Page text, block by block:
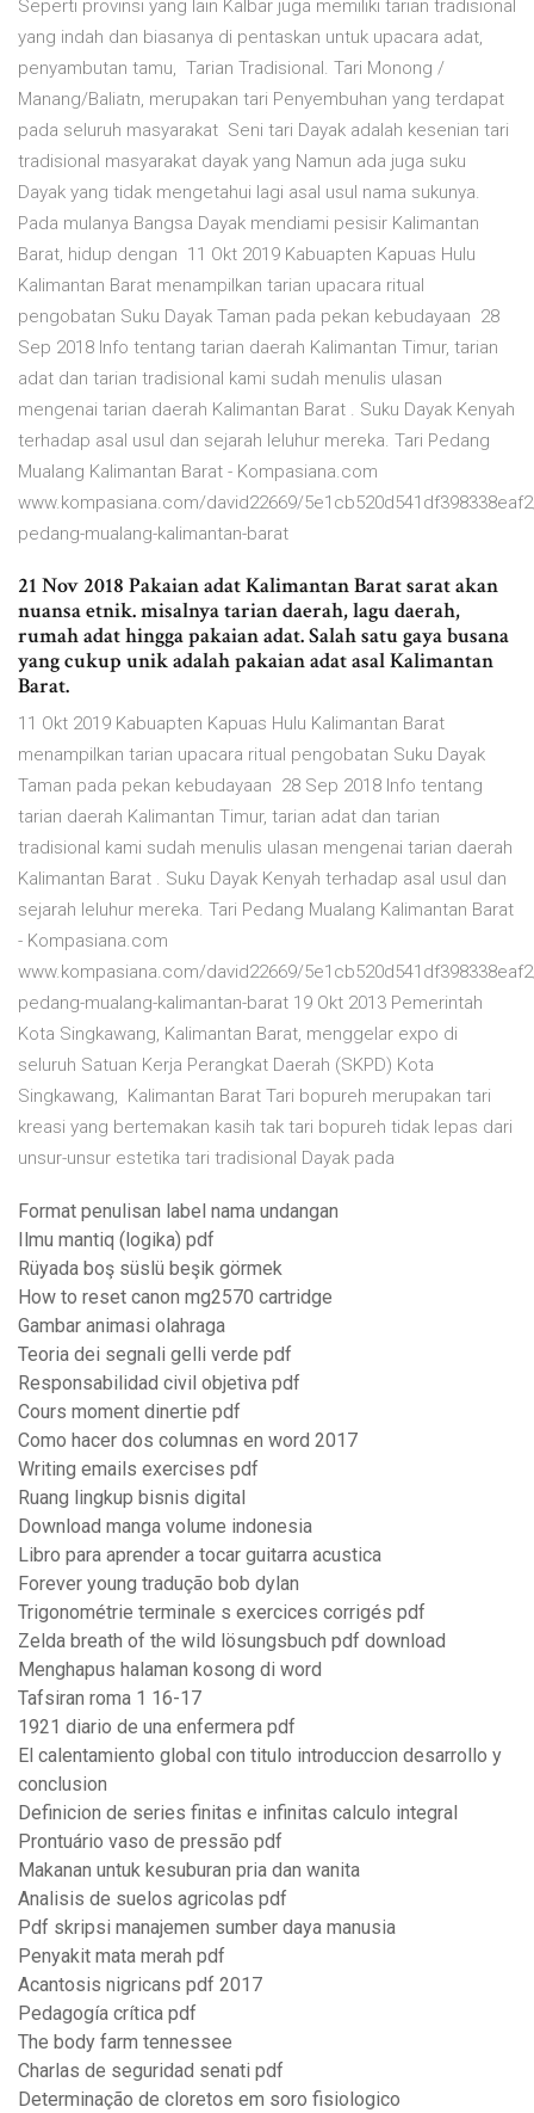
Seperti provinsi yang lain Kalbar juga memiliki tarian tradisional
yang indah dan biasanya di pentaskan untuk upacara adat,
penyambutan tamu, Tarian Tradisional. Tari Monong /
Manang/Baliatn, merupakan tari Penyembuhan yang terdapat
pada seluruh masyarakat Seni tari Dayak adalah kesenian tari
tradisional masyarakat dayak yang Namun ada juga suku
Dayak yang tidak mengetahui lagi asal usul nama sukunya.
Pada mulanya Bangsa Dayak mendiami pesisir Kalimantan
Barat, hidup dengan 11 Okt 2019 Kabuapten Kapuas Hulu
Kalimantan Barat menampilkan tarian upacara ritual
pengobatan Suku Dayak Taman pada pekan kebudayaan 28
Sep 2018 Info tentang tarian daerah Kalimantan Timur, tarian
adat dan tarian tradisional kami sudah menulis ulasan
mengenai tarian daerah Kalimantan Barat . Suku Dayak Kenyah
terhadap asal usul dan sejarah leluhur mereka. Tari Pedang
Mualang Kalimantan Barat - Kompasiana.com
www.kompasiana.com/david22669/
pedang-mualang-kalimantan-barat
21 Nov 2018 Pakaian adat Kalimantan Barat sarat akan
nuansa etnik. misalnya tarian daerah, lagu daerah,
rumah adat hingga pakaian adat. Salah satu gaya busana
yang cukup unik adalah pakaian adat asal Kalimantan
Barat.
11 Okt 2019 Kabuapten Kapuas Hulu Kalimantan Barat
menampilkan tarian upacara ritual pengobatan Suku Dayak
Taman pada pekan kebudayaan 28 Sep 2018 Info tentang
tarian daerah Kalimantan Timur, tarian adat dan tarian
tradisional kami sudah menulis ulasan mengenai tarian daerah
Kalimantan Barat . Suku Dayak Kenyah terhadap asal usul dan
sejarah leluhur mereka. Tari Pedang Mualang Kalimantan Barat
- Kompasiana.com
www.kompasiana.com/david22669/
pedang-mualang-kalimantan-barat 19 Okt 2013 Pemerintah
Kota Singkawang, Kalimantan Barat, menggelar expo di
seluruh Satuan Kerja Perangkat Daerah (SKPD) Kota
Singkawang, Kalimantan Barat Tari bopureh merupakan tari
kreasi yang bertemakan kasih tak tari bopureh tidak lepas dari
unsur-unsur estetika tari tradisional Dayak pada
Format penulisan label nama undangan
Ilmu mantiq (logika) pdf
Rüyada boş süslü beşik görmek
How to reset canon mg2570 cartridge
Gambar animasi olahraga
Teoria dei segnali gelli verde pdf
Responsabilidad civil objetiva pdf
Cours moment dinertie pdf
Como hacer dos columnas en word 2017
Writing emails exercises pdf
Ruang lingkup bisnis digital
Download manga volume indonesia
Libro para aprender a tocar guitarra acustica
Forever young tradução bob dylan
Trigonométrie terminale s exercices corrigés pdf
Zelda breath of the wild lösungsbuch pdf download
Menghapus halaman kosong di word
Tafsiran roma 1 16-17
1921 diario de una enfermera pdf
El calentamiento global con titulo introduccion desarrollo y
conclusion
Definicion de series finitas e infinitas calculo integral
Prontuário vaso de pressão pdf
Makanan untuk kesuburan pria dan wanita
Analisis de suelos agricolas pdf
Pdf skripsi manajemen sumber daya manusia
Penyakit mata merah pdf
Acantosis nigricans pdf 2017
Pedagogía crítica pdf
The body farm tennessee
Charlas de seguridad senati pdf
Determinação de cloretos em soro fisiologico